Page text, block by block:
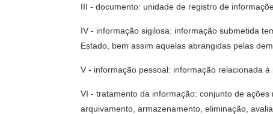
III - documento: unidade de registro de
IV - informação sigilosa: informação submetida
Estado, bem assim aquelas abrangidas pelas
V - informação pessoal: informação relacionada
VI - tratamento da informação: conjunto de
arquivamento, armazenamento, eliminação,